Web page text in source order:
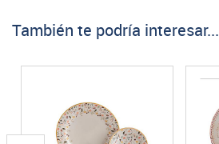
También te podría interesar...